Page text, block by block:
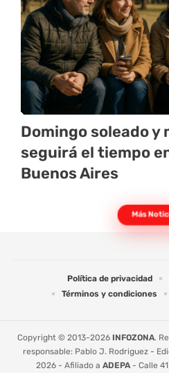
Domingo soleado y
seguirá el tiempo
Buenos Aires
Más
Política de privacidad
Términos y condiciones
Copyright © 2013-2026 INFOZONA.
responsable: Pablo J. Rodriguez -
2026 - Afiliado a ADEPA - Calle